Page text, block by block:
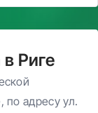
Риге
адресу ул.